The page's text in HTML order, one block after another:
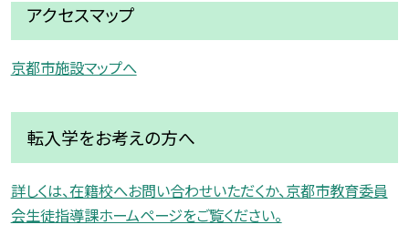
アクセスマップ
京都市施設マップへ
転入学をお考えの方へ
詳しくは、在籍校へお問い合わせいただくか、京都市教育委員
会生徒指導課ホームページをご覧ください。